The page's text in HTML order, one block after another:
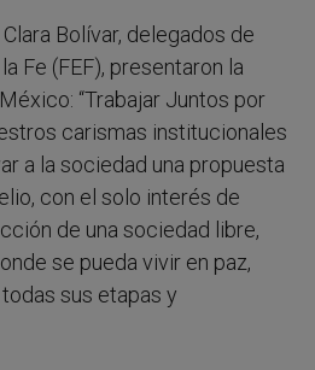
Bolívar, delegados de
Fe (FEF), presentaron la
“Trabajar Juntos por
carismas institucionales
a la sociedad una propuesta
con el solo interés de
de una sociedad libre,
se pueda vivir en paz,
sus etapas y